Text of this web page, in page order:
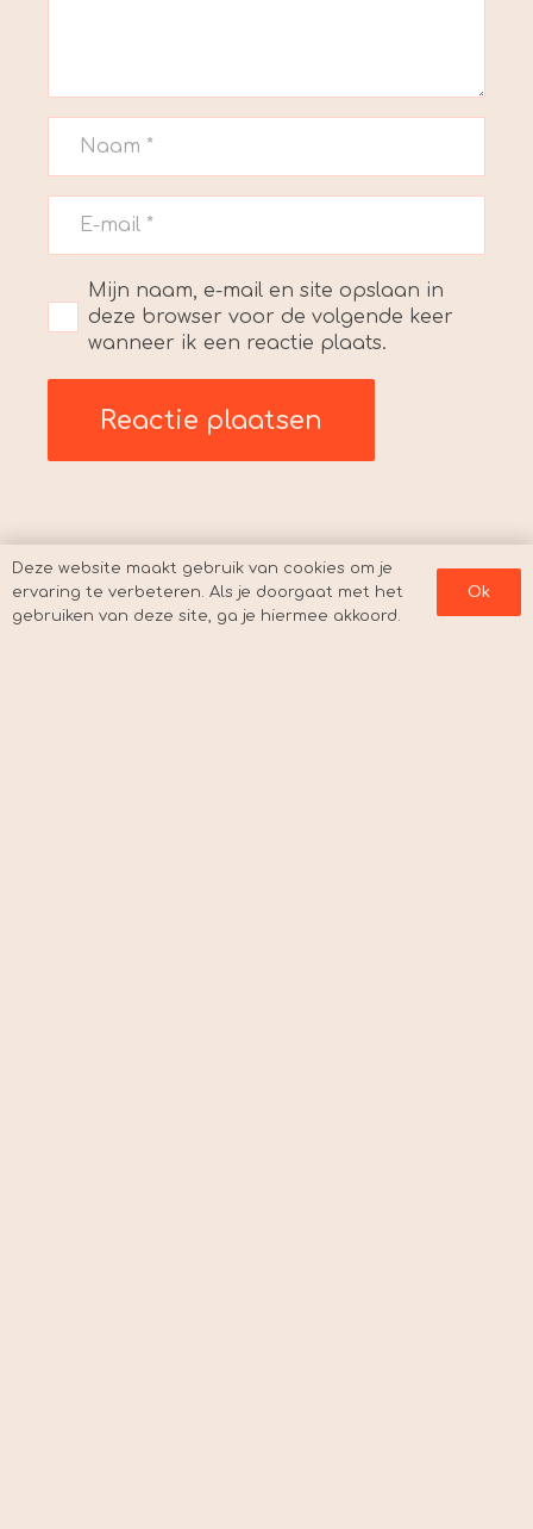
Mijn naam, e-mail en site opslaan in
deze browser voor de volgende keer
wanneer ik een reactie plaats.
Reactie plaatsen
Deze website maakt gebruik van cookies om je
ervaring te verbeteren. Als je doorgaat met het
gebruiken van deze site, ga je hiermee akkoord.
Ok